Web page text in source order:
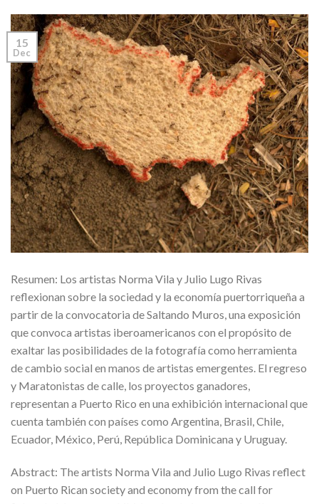
15
Dec
Resumen: Los artistas Norma Vila y Julio Lugo Rivas
reflexionan sobre la sociedad y la economía puertorriqueña a
partir de la convocatoria de Saltando Muros, una exposición
que convoca artistas iberoamericanos con el propósito de
exaltar las posibilidades de la fotografía como herramienta
de cambio social en manos de artistas emergentes. El regreso
y Maratonistas de calle, los proyectos ganadores,
representan a Puerto Rico en una exhibición internacional que
cuenta también con países como Argentina, Brasil, Chile,
Ecuador, México, Perú, República Dominicana y Uruguay.
Abstract: The artists Norma Vila and Julio Lugo Rivas reflect
on Puerto Rican society and economy from the call for